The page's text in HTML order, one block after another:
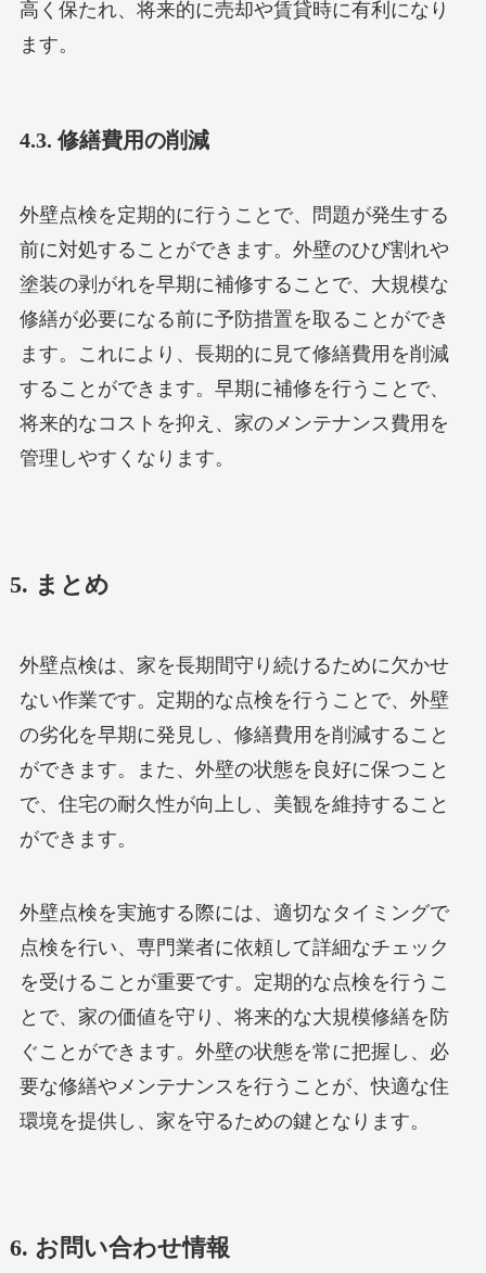
高く保たれ、将来的に売却や賃貸時に有利になり
ます。
4.3. 修繕費用の削減
外壁点検を定期的に行うことで、問題が発生する
前に対処することができます。外壁のひび割れや
塗装の剥がれを早期に補修することで、大規模な
修繕が必要になる前に予防措置を取ることができ
ます。これにより、長期的に見て修繕費用を削減
することができます。早期に補修を行うことで、
将来的なコストを抑え、家のメンテナンス費用を
管理しやすくなります。
5. まとめ
外壁点検は、家を長期間守り続けるために欠かせ
ない作業です。定期的な点検を行うことで、外壁
の劣化を早期に発見し、修繕費用を削減すること
ができます。また、外壁の状態を良好に保つこと
で、住宅の耐久性が向上し、美観を維持すること
ができます。
外壁点検を実施する際には、適切なタイミングで
点検を行い、専門業者に依頼して詳細なチェック
を受けることが重要です。定期的な点検を行うこ
とで、家の価値を守り、将来的な大規模修繕を防
ぐことができます。外壁の状態を常に把握し、必
要な修繕やメンテナンスを行うことが、快適な住
環境を提供し、家を守るための鍵となります。
6. お問い合わせ情報